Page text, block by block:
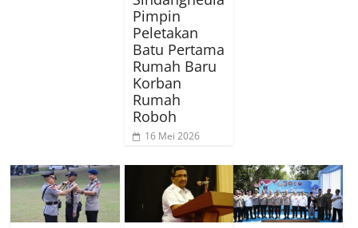
Pimpin
Peletakan
Batu Pertama
Rumah Baru
Korban
Rumah
Roboh
16 Mei 2026